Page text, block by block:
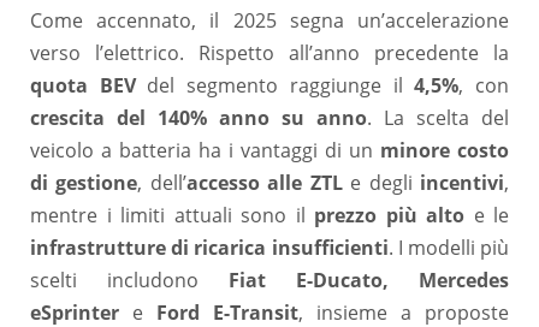
Come accennato, il 2025 segna un’accelerazione
verso l’elettrico. Rispetto all’anno precedente la
quota BEVdel segmento raggiunge il4,5%, con
crescita del 140% anno su anno. La scelta del
veicolo a batteria ha i vantaggi di un minore costo
di gestione, dell’accesso alle ZTLe degli incentivi,
mentre i limiti attuali sono il prezzo più alto e le
infrastrutture di ricarica insufficienti. I modelli più
scelti includono Fiat E-Ducato, Mercedes
eSprinter e Ford E-Transit, insieme a proposte